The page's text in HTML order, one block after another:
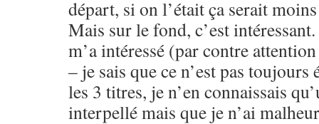
départ, si on l’était ça serait
Mais sur le fond, c’est
m’a intéressé (par contre
– je sais que ce n’est pas
les 3 titres, je n’en connaissais
interpellé mais que je n’ai